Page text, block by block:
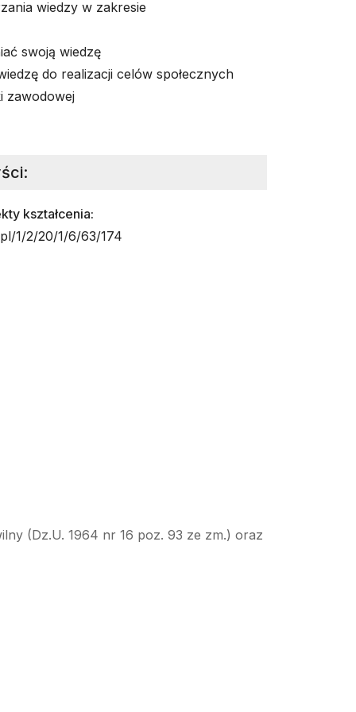
wiedzy w zakresie
swoją wiedzę
do realizacji celów społecznych
zawodowej
:
kształcenia:
1/2/20/1/6/63/174
(Dz.U. 1964 nr 16 poz. 93 ze zm.) oraz